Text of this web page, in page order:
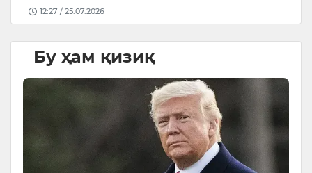
12:27 / 25.07.2026
Бу ҳам қизиқ